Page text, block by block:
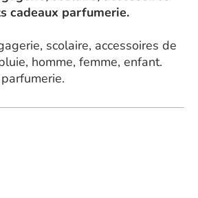
cadeaux parfumerie.
scolaire, accessoires de
homme, femme, enfant.